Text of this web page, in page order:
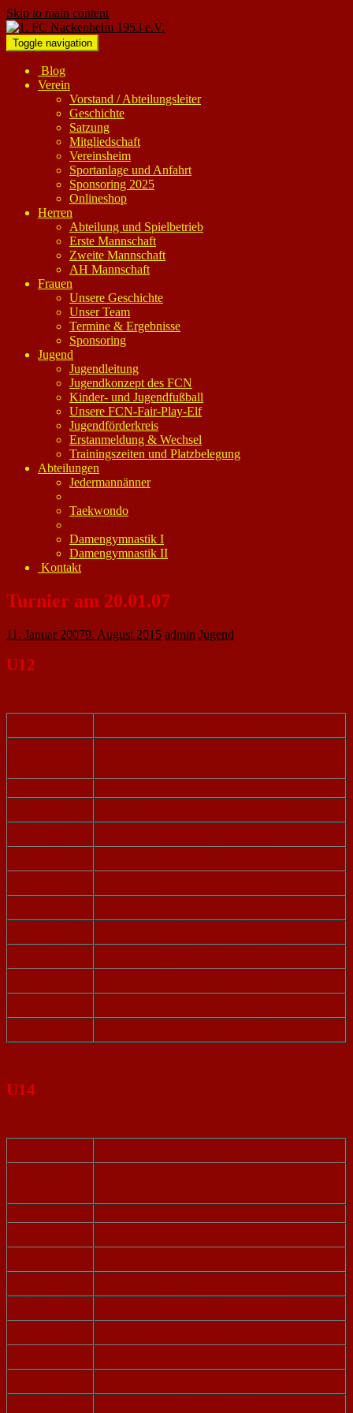
Skip to main content
Toggle navigation
Blog
Verein
Vorstand / Abteilungsleiter
Geschichte
Satzung
Mitgliedschaft
Vereinsheim
Sportanlage und Anfahrt
Sponsoring 2025
Onlineshop
Herren
Abteilung und Spielbetrieb
Erste Mannschaft
Zweite Mannschaft
AH Mannschaft
Frauen
Unsere Geschichte
Unser Team
Termine & Ergebnisse
Sponsoring
Jugend
Jugendleitung
Jugendkonzept des FCN
Kinder- und Jugendfußball
Unsere FCN-Fair-Play-Elf
Jugendförderkreis
Erstanmeldung & Wechsel
Trainingszeiten und Platzbelegung
Abteilungen
Jedermannänner
Taekwondo
Damengymnastik I
Damengymnastik II
Kontakt
Turnier am 20.01.07
11. Januar 20079. August 2015 admin Jugend
U12
U14